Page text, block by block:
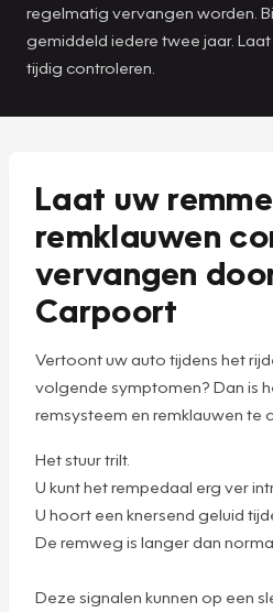
regelmatig vervangen worden.
gemiddeld iedere twee jaar.
tijdig controleren.
Laat uw
remklauwen
vervangen
Carpoort
Vertoont uw auto tijdens het
volgende symptomen? Dan is
remsysteem en remklauwen te
Het stuur trilt.
U kunt het rempedaal erg ver
U hoort een knersend geluid
De remweg is langer dan
Deze signalen kunnen op een